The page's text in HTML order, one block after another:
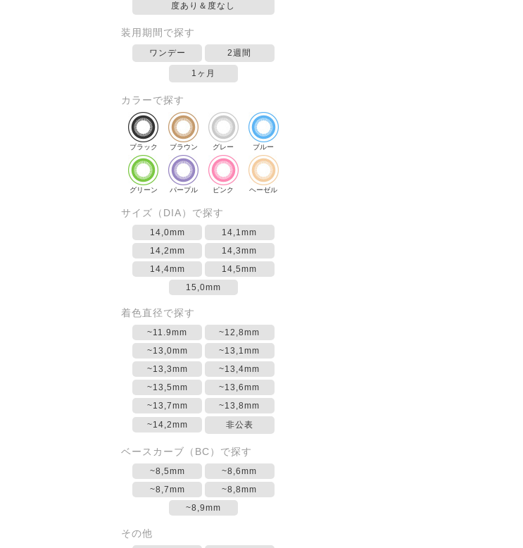
度あり＆度なし
装用期間で探す
ワンデー 2週間
1ヶ月
カラーで探す
ブラック ブラウン グレー ブルー
グリーン パープル ピンク ヘーゼル
サイズ（DIA）で探す
14,0mm
14,1mm
14,2mm
14,3mm
14,4mm
14,5mm
15,0mm
着色直径で探す
~11.9mm
~12,8mm
~13,0mm
~13,1mm
~13,3mm
~13,4mm
~13,5mm
~13,6mm
~13,7mm
~13,8mm
~14,2mm
非公表
ベースカーブ（BC）で探す
~8,5mm
~8,6mm
~8,7mm
~8,8mm
~8,9mm
その他